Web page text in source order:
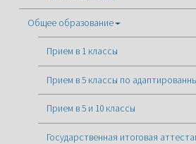
Общее образование
Прием в 1 классы
Прием в 5 классы по
Прием в 5 и 10 классы
Государственная итоговая